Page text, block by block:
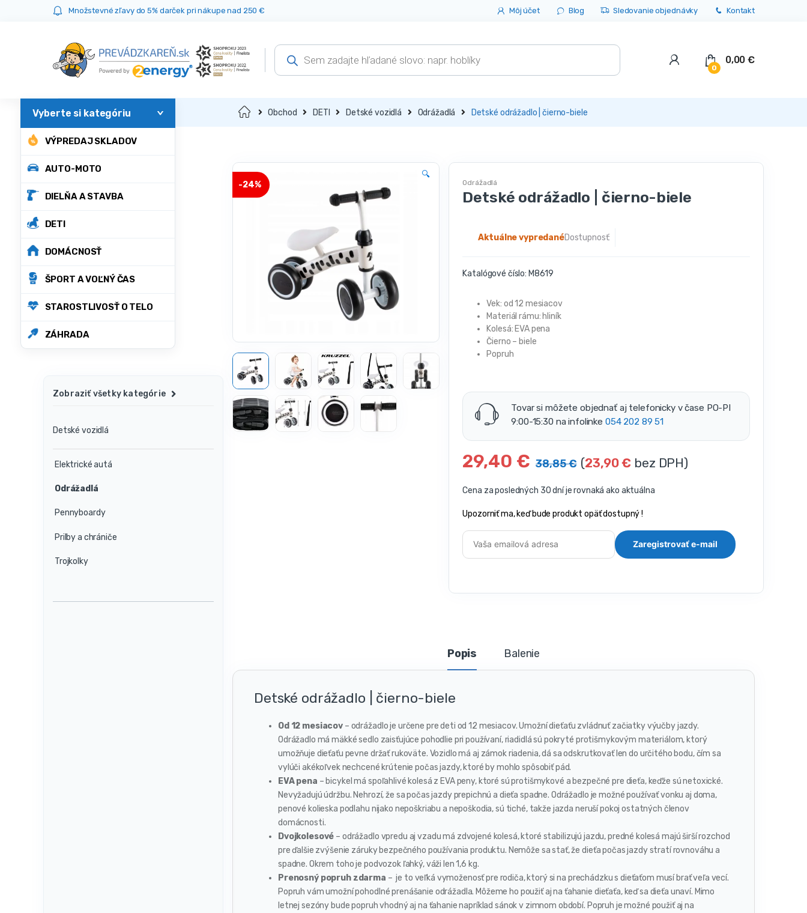
Množstevné zľavy do 5% darček pri nákupe nad 250 € Môj účet Blog Sledovanie objednávky Kontakt
Products
search
0
0,00€
VÝPREDAJ SKLADOV
AUTO-MOTO
DIELŇA A STAVBA
DETI
DOMÁCNOSŤ
ŠPORT A VOĽNÝ ČAS
STAROSTLIVOSŤ O TELO
ZÁHRADA
Domov Obchod DETI Detské vozidlá Odrážadlá Detské odrážadlo | čierno-biele
-24%
🔍
Odrážadlá
Detské odrážadlo | čierno-biele
Dostupnosť:
Aktuálne vypredané
Katalógové číslo: M8619
Vek: od 12 mesiacov
Materiál rámu: hliník
Kolesá: EVA pena
Čierno – biele
Popruh
Tovar si môžete objednať aj telefonicky v čase PO-PI
9:00-15:30 na infolinke 054 202 89 51
29,40 € 38,85€ (23,90€ bez DPH)
Cena za posledných 30 dní je rovnaká ako aktuálna
Upozorniť ma, keď bude produkt opäť dostupný !
Popis Balenie
Detské odrážadlo | čierno-biele
Od 12 mesiacov – odrážadlo je určene pre deti od 12 mesiacov. Umožní dieťaťu zvládnuť začiatky výučby jazdy.
Odrážadlo má mäkké sedlo zaisťujúce pohodlie pri používaní, riadidlá sú pokryté protišmykovým materiálom, ktorý
umožňuje dieťaťu pevne držať rukoväte. Vozidlo má aj zámok riadenia, dá sa odskrutkovať len do určitého bodu, čím sa
vylúči akékoľvek nechcené krútenie počas jazdy, ktoré by mohlo spôsobiť pád.
EVA pena – bicykel má spoľahlivé kolesá z EVA peny, ktoré sú protišmykové a bezpečné pre dieťa, keďže sú netoxické.
Nevyžadujú údržbu. Nehrozí, že sa počas jazdy prepichnú a dieťa spadne. Odrážadlo je možné používať vonku aj doma,
penové kolieska podlahu nijako nepoškriabu a nepoškodia, sú tiché, takže jazda neruší pokoj ostatných členov
domácnosti.
Dvojkolesové – odrážadlo vpredu aj vzadu má zdvojené kolesá, ktoré stabilizujú jazdu, predné kolesá majú širší rozchod
pre ďalšie zvýšenie záruky bezpečného používania produktu. Nemôže sa stať, že dieťa počas jazdy stratí rovnováhu a
spadne. Okrem toho je podvozok ľahký, váži len 1,6 kg.
Prenosný popruh zdarma – je to veľká vymoženosť pre rodiča, ktorý si na prechádzku s dieťaťom musí brať veľa vecí.
Popruh vám umožní pohodlné prenášanie odrážadla. Môžeme ho použiť aj na ťahanie dieťaťa, keď sa dieťa unaví. Mimo
letnej sezóny bude popruh vhodný aj na ťahanie napríklad sánok v zimnom období. Popruh je možné použiť aj na
Zobraziť všetky kategórie
Detské vozidlá
Elektrické autá
Odrážadlá
Pennyboardy
Prilby a chrániče
Trojkolky